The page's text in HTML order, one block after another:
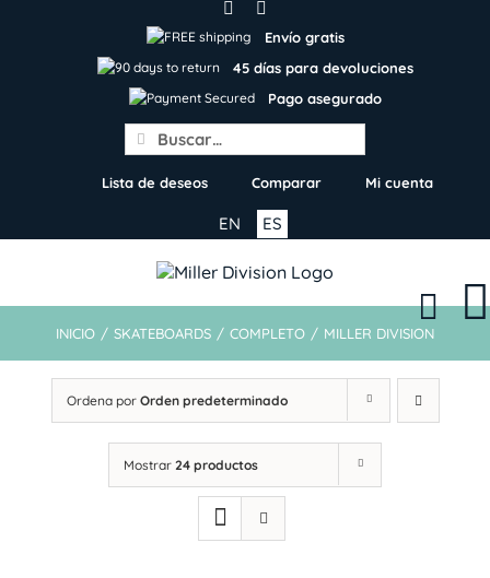
Envío gratis
45 días para devoluciones
Pago asegurado
Search
for:
Lista de deseos Comparar Mi cuenta
ES
EN
INICIO / SKATEBOARDS / COMPLETO / MILLER DIVISION
Ordena por Orden predeterminado
Mostrar 24 productos